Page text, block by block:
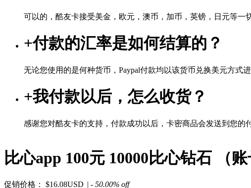
可以的，酷友卡接受美金，欧元，澳币，加币，英镑，日元等一
+付款的汇率是如何结算的？
无论您使用的是何种货币，Paypal付款均以该货币兑换美元方式
+我付款以后，怎么收货？
感谢您对酷友卡的支持，付款成功以后，卡密商品会发送到您的
比心app 100元 10000比心钻石 （
促销价格： $16.08USD | - 50.00% off